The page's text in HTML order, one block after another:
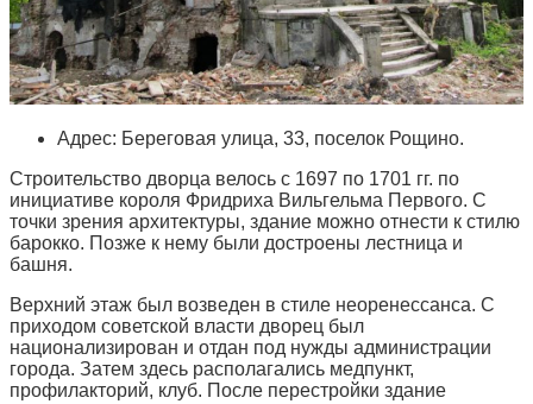
Адрес: Береговая улица, 33, поселок Рощино.
Строительство дворца велось с 1697 по 1701 гг. по
инициативе короля Фридриха Вильгельма Первого. С
точки зрения архитектуры, здание можно отнести к стилю
барокко. Позже к нему были достроены лестница и
башня.
Верхний этаж был возведен в стиле неоренессанса. С
приходом советской власти дворец был
национализирован и отдан под нужды администрации
города. Затем здесь располагались медпункт,
профилакторий, клуб. После перестройки здание